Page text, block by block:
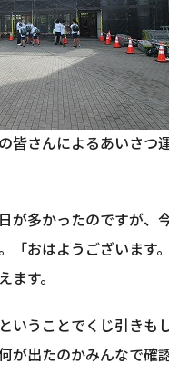
皆さんによるあいさつ
が多かったのですが、
「おはようございます
ます。
いうことでくじ引きも
が出たのかみんなで確